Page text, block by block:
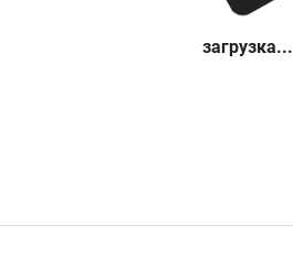
загрузка...